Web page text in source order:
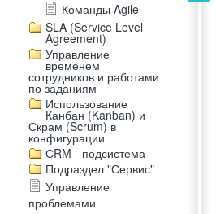
Команды Agile
SLA (Service Level
Agreement)
Управление
временем
сотрудников и работами
по заданиям
Использование
Канбан (Kanban) и
Скрам (Scrum) в
конфигурации
СRM - подсистема
Подраздел "Сервис"
Управление
проблемами